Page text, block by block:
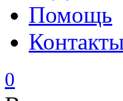
Помощь
0